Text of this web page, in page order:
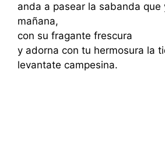
anda a pasear la sabanda que
mañana,
con su fragante frescura
y adorna con tu hermosura la
levantate campesina.